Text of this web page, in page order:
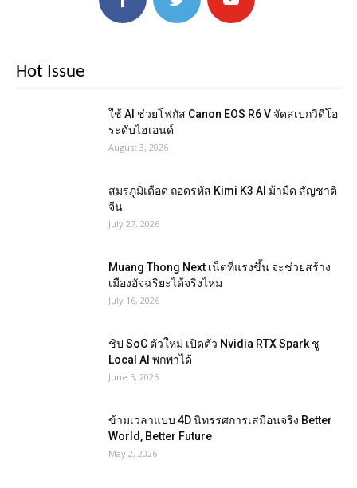
Hot Issue
ใช้ AI ช่วยโฟกัส Canon EOS R6 V จัดสเปกวิดีโอ
ระดับไฮเอนด์
August 3, 2026
สมรภูมิเดือด ถอดรหัส Kimi K3 AI ม้ามืด สัญชาติ
จีน
July 27, 2026
Muang Thong Next เน็ตที่แรงขึ้น จะช่วยสร้าง
เมืองอัจฉริยะได้จริงไหม
July 16, 2026
ชิป SoC ตัวใหม่ เปิดตัว Nvidia RTX Spark ชู
Local AI พกพาได้
June 5, 2026
ข้ามเวลาแบบ 4D นิทรรศการเสมือนจริง Better
World, Better Future
May 2, 2026